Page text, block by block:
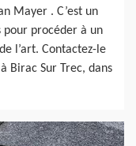
Mayer . C’est un
procéder à un
l’art. Contactez-le
Birac Sur Trec, dans